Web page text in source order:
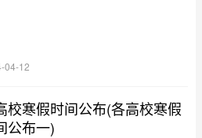
04-12
校寒假时间公布(各高校寒假
公布一)